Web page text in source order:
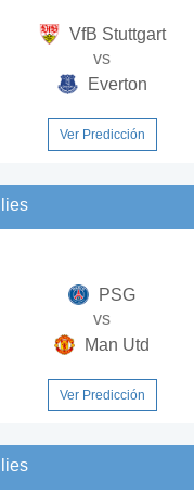
VfB Stuttgart
vs
Everton
Ver Predicción
PSG
vs
Man Utd
Ver Predicción